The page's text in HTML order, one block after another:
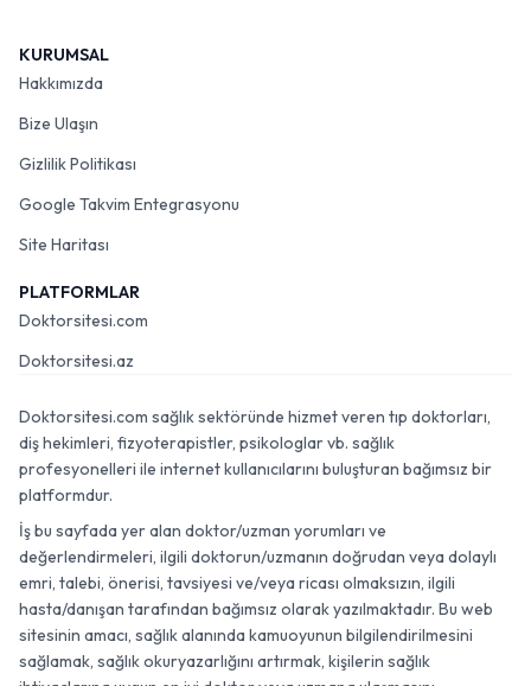
KURUMSAL
Hakkımızda
Bize Ulaşın
Gizlilik Politikası
Google Takvim Entegrasyonu
Site Haritası
PLATFORMLAR
Doktorsitesi.com
Doktorsitesi.az
Doktorsitesi.com sağlık sektöründe hizmet veren tıp doktorları,
diş hekimleri, fizyoterapistler, psikologlar vb. sağlık
profesyonelleri ile internet kullanıcılarını buluşturan bağımsız bir
platformdur.
İş bu sayfada yer alan doktor/uzman yorumları ve
değerlendirmeleri, ilgili doktorun/uzmanın doğrudan veya dolaylı
emri, talebi, önerisi, tavsiyesi ve/veya ricası olmaksızın, ilgili
hasta/danışan tarafından bağımsız olarak yazılmaktadır. Bu web
sitesinin amacı, sağlık alanında kamuoyunun bilgilendirilmesini
sağlamak, sağlık okuryazarlığını artırmak, kişilerin sağlık